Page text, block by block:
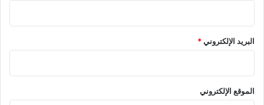
البريد الإلكتروني*
الموقع الإلكتروني